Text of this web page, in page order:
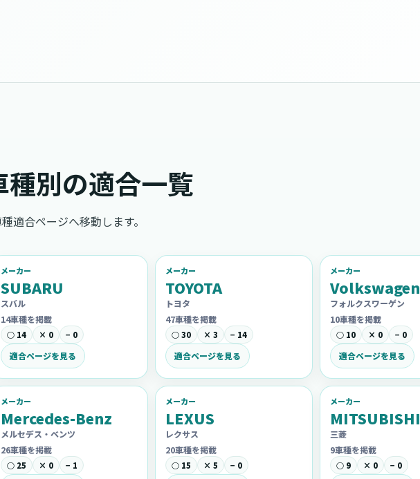
別の適合一覧
適合ページへ移動します。
メーカー
SUBARU
スバル
14車種を掲載
○ 14 × 0 − 0
適合ページを見る
メーカー
TOYOTA
トヨタ
47車種を掲載
○ 30 × 3 − 14
適合ページを見る
メーカー
Volkswagen
フォルクスワーゲン
10車種を掲載
○ 10 × 0 − 0
適合ページを見る
メーカー
Mercedes-Benz
メルセデス・ベンツ
26車種を掲載
○ 25 × 0 − 1
メーカー
LEXUS
レクサス
20車種を掲載
○ 15 × 5 − 0
メーカー
MITSUBISHI
三菱
9車種を掲載
○ 9 × 0 − 0